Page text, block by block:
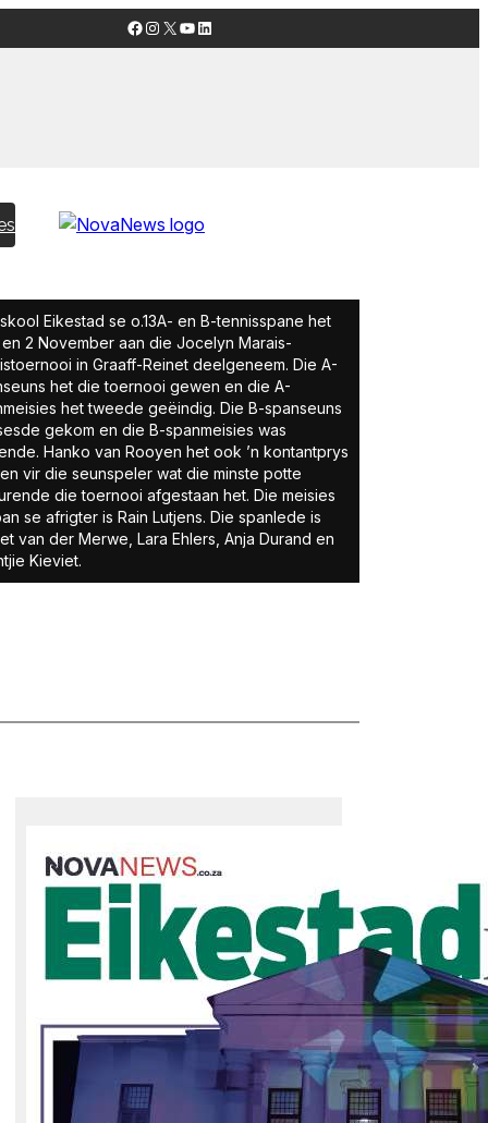
Facebook
Instagram
X YouTube
LinkedIn
Eikestad se o.13A- en B-tennisspane het
en 2 November aan die Jocelyn Marais-
in Graaff-Reinet deelgeneem. Die A-
het die toernooi gewen en die A-
het tweede geëindig. Die B-spanseuns
gekom en die B-spanmeisies was
Hanko van Rooyen het ook ’n kontantprys
vir die seunspeler wat die minste potte
die toernooi afgestaan het. Die meisies
se afrigter is Rain Lutjens. Die spanlede is
van der Merwe, Lara Ehlers, Anja Durand en
Kieviet.